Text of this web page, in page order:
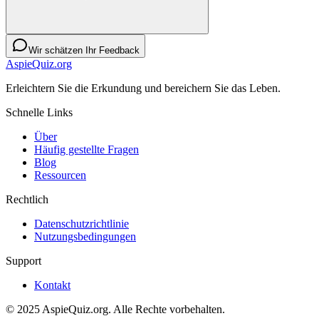
Wir schätzen Ihr Feedback
AspieQuiz.org
Erleichtern Sie die Erkundung und bereichern Sie das Leben.
Schnelle Links
Über
Häufig gestellte Fragen
Blog
Ressourcen
Rechtlich
Datenschutzrichtlinie
Nutzungsbedingungen
Support
Kontakt
© 2025 AspieQuiz.org. Alle Rechte vorbehalten.